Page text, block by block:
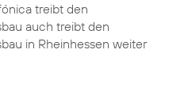
treibt den
auch treibt den
in Rheinhessen weiter